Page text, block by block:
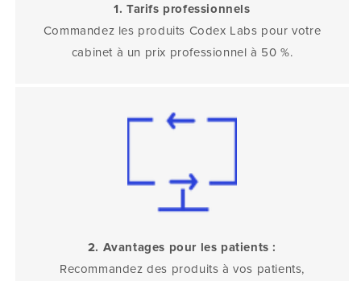
1. Tarifs professionnels
Commandez les produits Codex Labs pour votre
cabinet à un prix professionnel à 50 %.
2. Avantages pour les patients :
Recommandez des produits à vos patients,